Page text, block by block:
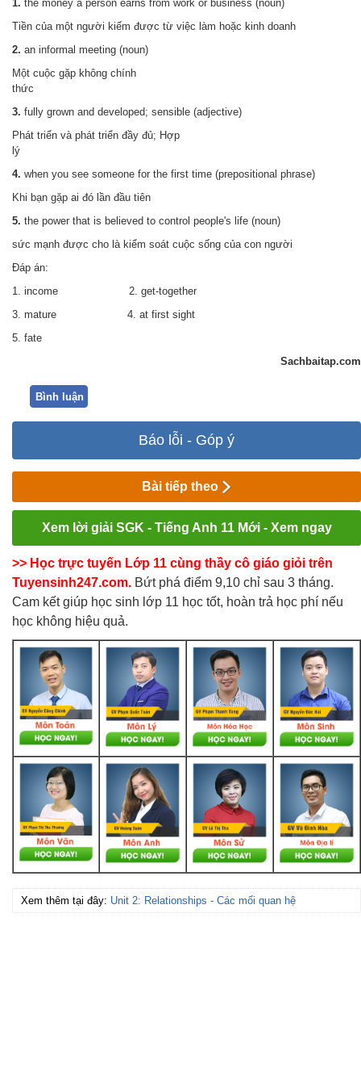
1. the money a person earns from work or business (noun)
Tiền của một người kiếm được từ việc làm hoặc kinh doanh
2. an informal meeting (noun)
Một cuộc gặp không chính
thức
3. fully grown and developed; sensible (adjective)
Phát triển và phát triển đầy đủ; Hợp
lý
4. when you see someone for the first time (prepositional phrase)
Khi bạn gặp ai đó lần đầu tiên
5. the power that is believed to control people's life (noun)
sức mạnh được cho là kiểm soát cuộc sống của con người
Đáp án:
1. income 2. get-together
3. mature 4. at first sight
5. fate
Sachbaitap.com
Bình luận
Báo lỗi - Góp ý
Bài tiếp theo
Xem lời giải SGK - Tiếng Anh 11 Mới - Xem ngay
>> Học trực tuyến Lớp 11 cùng thầy cô giáo giỏi trên
Tuyensinh247.com. Bứt phá điểm 9,10 chỉ sau 3 tháng.
Cam kết giúp học sinh lớp 11 học tốt, hoàn trả học phí nếu
học không hiệu quả.
Xem thêm tại đây: Unit 2: Relationships - Các mối quan hệ